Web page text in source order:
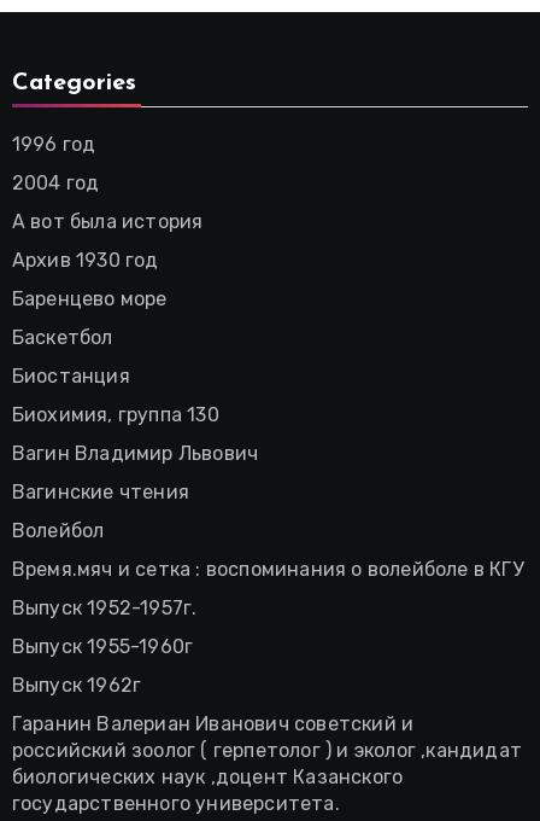
Categories
1996 год
2004 год
А вот была история
Архив 1930 год
Баренцево море
Баскетбол
Биостанция
Биохимия, группа 130
Вагин Владимир Львович
Вагинские чтения
Волейбол
Время.мяч и сетка : воспоминания о волейболе в КГУ
Выпуск 1952-1957г.
Выпуск 1955-1960г
Выпуск 1962г
Гаранин Валериан Иванович советский и
российский зоолог ( герпетолог ) и эколог ,кандидат
биологических наук ,доцент Казанского
государственного университета.